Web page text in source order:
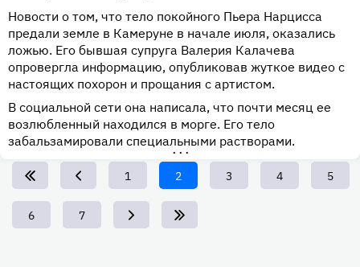
Новости о том, что тело покойного Пьера Нарцисса
предали земле в Камеруне в начале июля, оказались
ложью. Его бывшая супруга Валерия Калачева
опровергла информацию, опубликовав жуткое видео с
настоящих похорон и прощания с артистом.
В социальной сети она написала, что почти месяц ее
возлюбленный находился в морге. Его тело
забальзамировали специальными растворами.
•••
Page
1 Текущая
страница
2 Page
3 Page
4 Page
5
Page
6 Page
7